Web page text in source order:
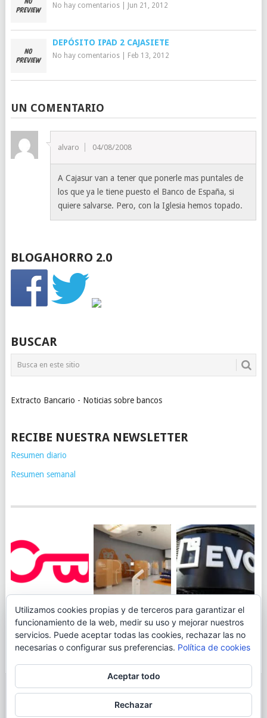
No hay comentarios| Jun 21, 2012
DEPÓSITO IPAD 2 CAJASIETE
No hay comentarios| Feb 13, 2012
UN COMENTARIO
alvaro 04/08/2008
A Cajasur van a tener que ponerle mas puntales de
los que ya le tiene puesto el Banco de España, si
quiere salvarse. Pero, con la Iglesia hemos topado.
BLOGAHORRO 2.0
BUSCAR
Extracto Bancario - Noticias sobre bancos
RECIBE NUESTRA NEWSLETTER
Resumen diario
Resumen semanal
JUEGA AL
CANICÓDROMO
DIGITAL DE
OPENBANK
ING TOCA SUELO EN
LA RENTABILIDAD
DE SU CUENTA
NARANJA: 0,01% TAE
EVO BANK
PERMITIRÁ
INGRESAR DINERO
DESDE LAS OFICINAS
© 2026BLOGAHORRO.
CONTACTA CON EL AUTOR
Utilizamos cookies propias y de terceros para garantizar el
funcionamiento de la web, medir su uso y mejorar nuestros
servicios. Puede aceptar todas las cookies, rechazar las no
necesarias o configurar sus preferencias. Política de cookies
Aceptar todo
Rechazar